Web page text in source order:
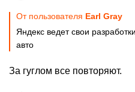
От пользователя Earl Gray
Яндекс ведет свои
авто
За гуглом все повторяют.